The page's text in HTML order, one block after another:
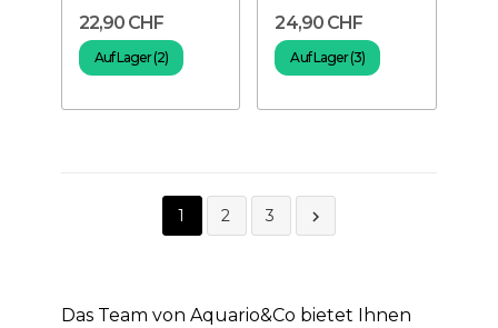
22,90 CHF
Auf Lager (2)
24,90 CHF
Auf Lager (3)
1 2 3 
Das Team von Aquario&Co bietet Ihnen